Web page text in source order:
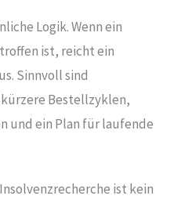
Logik. Wenn ein
ist, reicht ein
Sinnvoll sind
Bestellzyklen,
und ein Plan für laufende
ist kein